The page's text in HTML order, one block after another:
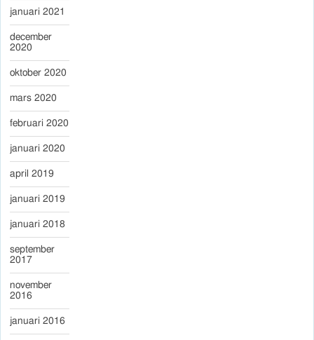
januari 2021
december
2020
oktober 2020
mars 2020
februari 2020
januari 2020
april 2019
januari 2019
januari 2018
september
2017
november
2016
januari 2016